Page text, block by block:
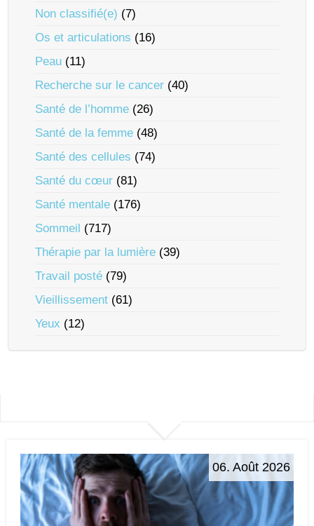
Non classifié(e) (7)
Os et articulations (16)
Peau (11)
Recherche sur le cancer (40)
Santé de l’homme (26)
Santé de la femme (48)
Santé des cellules (74)
Santé du cœur (81)
Santé mentale (176)
Sommeil (717)
Thérapie par la lumière (39)
Travail posté (79)
Vieillissement (61)
Yeux (12)
06. Août 2026